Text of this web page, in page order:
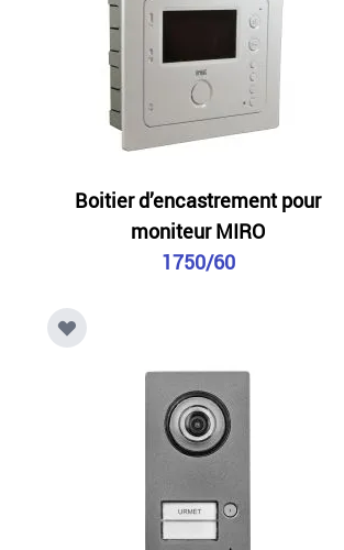
Boitier d’encastrement pour
moniteur MIRO
1750/60